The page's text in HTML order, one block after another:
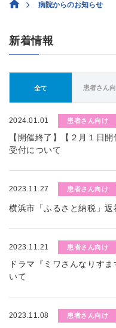
病院からのお知らせ
新着情報
全て 患者さん
2024.01.01 患者さん向け
【開催終了】【２月１日
受付について
2023.11.27 患者さん向け
横浜市「ふるさと納税」返
2023.11.21 患者さん向け
ドラマ『ミワさんなりす
いて
2023.11.08 患者さん向け